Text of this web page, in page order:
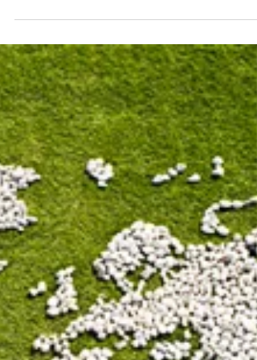
Siste nytt! Leggut -
Hjelpesider
Vi fortsetter utvikling av support og hjelpesider på
Leggut annonsemarked - sider. Vi har opprettet
med direkte-lenke til hjelpesider via Leggut -
hovedsiden. Du finner egen (rød) knapp "Hjelpesider".
Vi jobber nå for å forenkle nettsider slik at det skal
intuitivt og forståelig og selvforklarende for
besøkende hva du får og hvordan du går frem, for å
registrert bruker og å registrere og bestille annonse.
Den nye hjelpesiden har adresselinje URL som
avslutter me